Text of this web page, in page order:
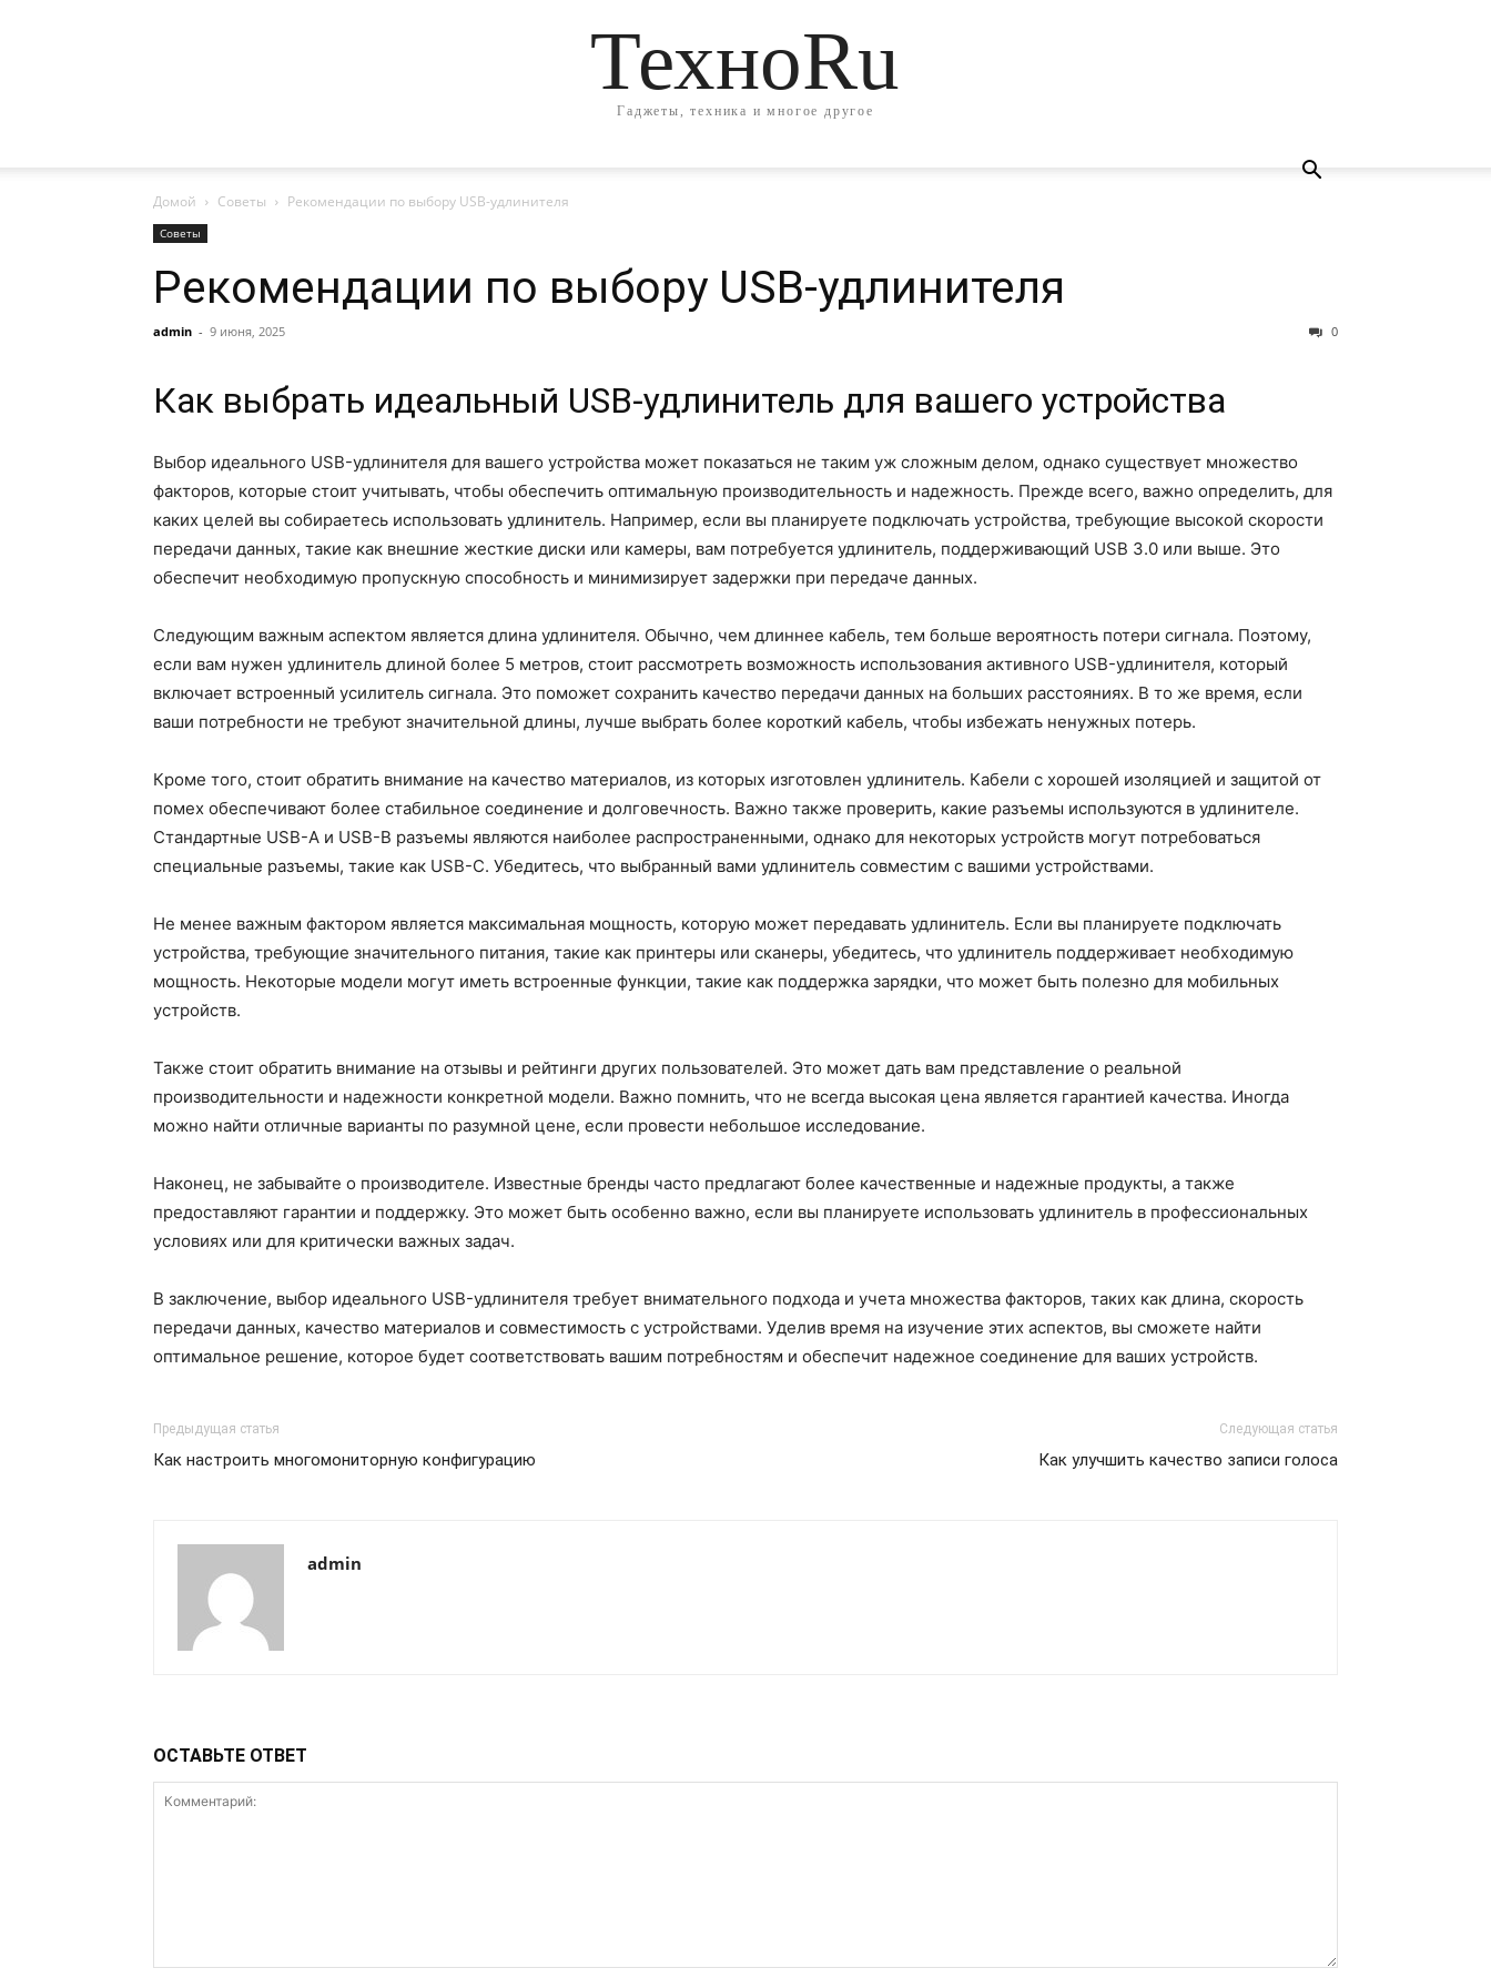
ТехноRu
Гаджеты, техника и многое другое
Домой Советы Рекомендации по выбору USB-удлинителя
Советы
Рекомендации по выбору USB-удлинителя
admin - 9 июня, 2025 0
Как выбрать идеальный USB-удлинитель для вашего устройства
Выбор идеального USB-удлинителя для вашего устройства может показаться не таким уж сложным делом, однако существует множество
факторов, которые стоит учитывать, чтобы обеспечить оптимальную производительность и надежность. Прежде всего, важно определить, для
каких целей вы собираетесь использовать удлинитель. Например, если вы планируете подключать устройства, требующие высокой скорости
передачи данных, такие как внешние жесткие диски или камеры, вам потребуется удлинитель, поддерживающий USB 3.0 или выше. Это
обеспечит необходимую пропускную способность и минимизирует задержки при передаче данных.
Следующим важным аспектом является длина удлинителя. Обычно, чем длиннее кабель, тем больше вероятность потери сигнала. Поэтому,
если вам нужен удлинитель длиной более 5 метров, стоит рассмотреть возможность использования активного USB-удлинителя, который
включает встроенный усилитель сигнала. Это поможет сохранить качество передачи данных на больших расстояниях. В то же время, если
ваши потребности не требуют значительной длины, лучше выбрать более короткий кабель, чтобы избежать ненужных потерь.
Кроме того, стоит обратить внимание на качество материалов, из которых изготовлен удлинитель. Кабели с хорошей изоляцией и защитой от
помех обеспечивают более стабильное соединение и долговечность. Важно также проверить, какие разъемы используются в удлинителе.
Стандартные USB-A и USB-B разъемы являются наиболее распространенными, однако для некоторых устройств могут потребоваться
специальные разъемы, такие как USB-C. Убедитесь, что выбранный вами удлинитель совместим с вашими устройствами.
Не менее важным фактором является максимальная мощность, которую может передавать удлинитель. Если вы планируете подключать
устройства, требующие значительного питания, такие как принтеры или сканеры, убедитесь, что удлинитель поддерживает необходимую
мощность. Некоторые модели могут иметь встроенные функции, такие как поддержка зарядки, что может быть полезно для мобильных
устройств.
Также стоит обратить внимание на отзывы и рейтинги других пользователей. Это может дать вам представление о реальной
производительности и надежности конкретной модели. Важно помнить, что не всегда высокая цена является гарантией качества. Иногда
можно найти отличные варианты по разумной цене, если провести небольшое исследование.
Наконец, не забывайте о производителе. Известные бренды часто предлагают более качественные и надежные продукты, а также
предоставляют гарантии и поддержку. Это может быть особенно важно, если вы планируете использовать удлинитель в профессиональных
условиях или для критически важных задач.
В заключение, выбор идеального USB-удлинителя требует внимательного подхода и учета множества факторов, таких как длина, скорость
передачи данных, качество материалов и совместимость с устройствами. Уделив время на изучение этих аспектов, вы сможете найти
оптимальное решение, которое будет соответствовать вашим потребностям и обеспечит надежное соединение для ваших устройств.
Предыдущая статья
Как настроить многомониторную конфигурацию
Следующая статья
Как улучшить качество записи голоса
admin
ОСТАВЬТЕ ОТВЕТ